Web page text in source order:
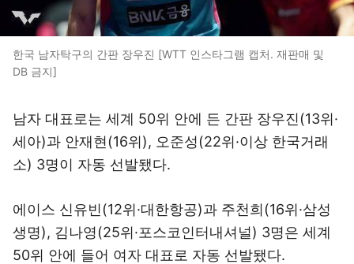
한국 남자탁구의 간판 장우진 [WTT 인스타그램 캡처. 재판매 및
DB 금지]
남자 대표로는 세계 50위 안에 든 간판 장우진(13위·
세아)과 안재현(16위), 오준성(22위·이상 한국거래
소) 3명이 자동 선발됐다.
에이스 신유빈(12위·대한항공)과 주천희(16위·삼성
생명), 김나영(25위·포스코인터내셔널) 3명은 세계
50위 안에 들어 여자 대표로 자동 선발됐다.